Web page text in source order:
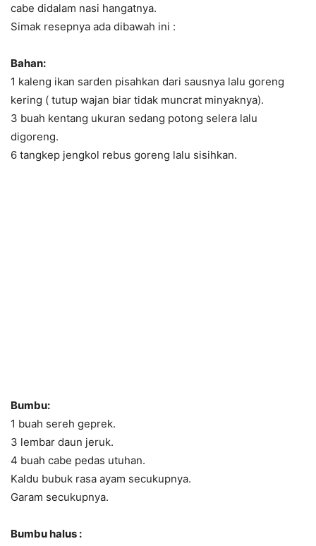
cabe didalam nasi hangatnya.
Simak resepnya ada dibawah ini :
Bahan:
1 kaleng ikan sarden pisahkan dari sausnya lalu goreng
kering ( tutup wajan biar tidak muncrat minyaknya).
3 buah kentang ukuran sedang potong selera lalu
digoreng.
6 tangkep jengkol rebus goreng lalu sisihkan.
Bumbu:
1 buah sereh geprek.
3 lembar daun jeruk.
4 buah cabe pedas utuhan.
Kaldu bubuk rasa ayam secukupnya.
Garam secukupnya.
Bumbu halus :